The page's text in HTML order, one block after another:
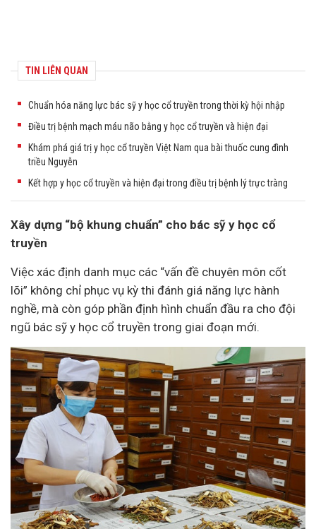
TIN LIÊN QUAN
Chuẩn hóa năng lực bác sỹ y học cổ truyền trong thời kỳ hội nhập
Điều trị bệnh mạch máu não bằng y học cổ truyền và hiện đại
Khám phá giá trị y học cổ truyền Việt Nam qua bài thuốc cung đình
triều Nguyễn
Kết hợp y học cổ truyền và hiện đại trong điều trị bệnh lý trực tràng
Xây dựng “bộ khung chuẩn” cho bác sỹ y học cổ
truyền
Việc xác định danh mục các “vấn đề chuyên môn cốt
lõi” không chỉ phục vụ kỳ thi đánh giá năng lực hành
nghề, mà còn góp phần định hình chuẩn đầu ra cho đội
ngũ bác sỹ y học cổ truyền trong giai đoạn mới.